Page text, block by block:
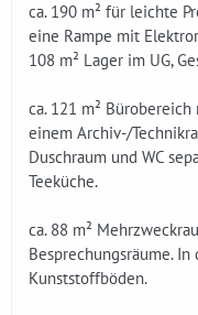
ca. 190 m² für leichte
eine Rampe mit
108 m² Lager im UG,
ca. 121 m²
einem Archiv-/
Duschraum und WC
Teeküche.
ca. 88 m²
Besprechungsräume.
Kunststoffböden.